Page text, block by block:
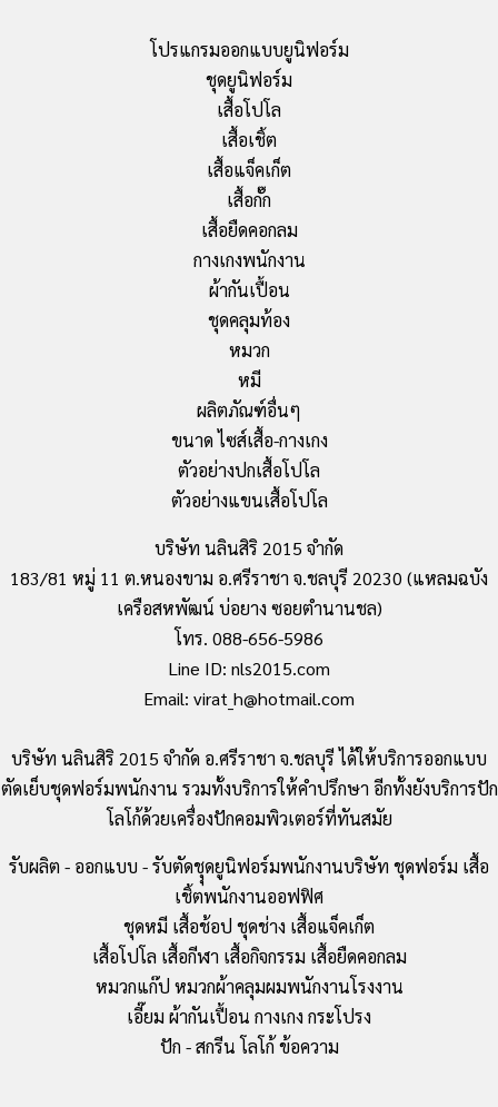
โปรแกรมออกแบบยูนิฟอร์ม
ชุดยูนิฟอร์ม
เสื้อโปโล
เสื้อเชิ้ต
เสื้อแจ็คเก็ต
เสื้อกั๊ก
เสื้อยืดคอกลม
กางเกงพนักงาน
ผ้ากันเปื้อน
ชุดคลุมท้อง
หมวก
หมี
ผลิตภัณฑ์อื่นๆ
ขนาด ไซส์เสื้อ-กางเกง
ตัวอย่างปกเสื้อโปโล
ตัวอย่างแขนเสื้อโปโล
บริษัท นลินสิริ 2015 จำกัด
183/81 หมู่ 11 ต.หนองขาม อ.ศรีราชา จ.ชลบุรี 20230 (แหลมฉบัง
เครือสหพัฒน์ บ่อยาง ซอยตำนานชล)
โทร. 088-656-5986
Line ID: nls2015.com
Email: virat_h@hotmail.com
บริษัท นลินสิริ 2015 จำกัด อ.ศรีราชา จ.ชลบุรี ได้ให้บริการออกแบบ
ตัดเย็บชุดฟอร์มพนักงาน รวมทั้งบริการให้คำปรึกษา อีกทั้งยังบริการปัก
โลโก้ด้วยเครื่องปักคอมพิวเตอร์ที่ทันสมัย
รับผลิต - ออกแบบ - รับตัดชุุดยูนิฟอร์มพนักงานบริษัท ชุดฟอร์ม เสื้อ
เชิ้ตพนักงานออฟฟิศ
ชุดหมี เสื้อช้อป ชุดช่าง เสื้อแจ็คเก็ต
เสื้อโปโล เสื้อกีฬา เสื้อกิจกรรม เสื้อยืดคอกลม
หมวกแก๊ป หมวกผ้าคลุมผมพนักงานโรงงาน
เอี๊ยม ผ้ากันเปื้อน กางเกง กระโปรง
ปัก - สกรีน โลโก้ ข้อความ